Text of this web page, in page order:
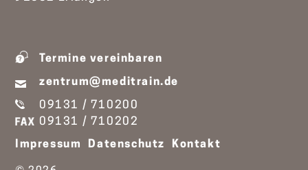
Termine vereinbaren
zentrum@meditrain.de
09131 / 710200
09131 / 710202
Impressum Datenschutz Kontakt